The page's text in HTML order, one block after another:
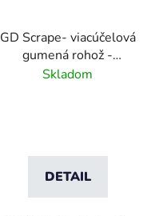
GD Scrape- viacúčelová
gumená rohož -
interiér/exteriér
Skladom
DETAIL